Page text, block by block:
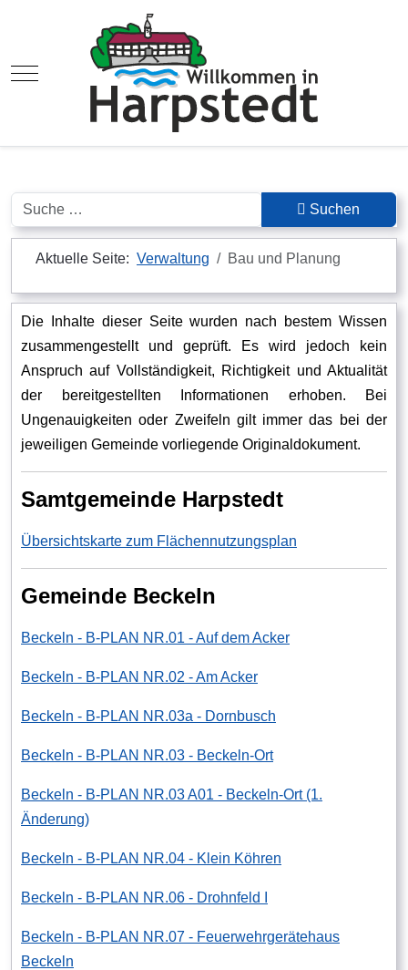
Mobile Menu Toggle
Suchen Suchen
Aktuelle Seite: Verwaltung Bau und Planung
Die Inhalte dieser Seite wurden nach bestem Wissen
zusammengestellt und geprüft. Es wird jedoch kein
Anspruch auf Vollständigkeit, Richtigkeit und Aktualität
der bereitgestellten Informationen erhoben. Bei
Ungenauigkeiten oder Zweifeln gilt immer das bei der
jeweiligen Gemeinde vorliegende Originaldokument.
Samtgemeinde Harpstedt
Übersichtskarte zum Flächennutzungsplan
Gemeinde Beckeln
Beckeln - B-PLAN NR.01 - Auf dem Acker
Beckeln - B-PLAN NR.02 - Am Acker
Beckeln - B-PLAN NR.03a - Dornbusch
Beckeln - B-PLAN NR.03 - Beckeln-Ort
Beckeln - B-PLAN NR.03 A01 - Beckeln-Ort (1.
Änderung)
Beckeln - B-PLAN NR.04 - Klein Köhren
Beckeln - B-PLAN NR.06 - Drohnfeld I
Beckeln - B-PLAN NR.07 - Feuerwehrgerätehaus
Beckeln